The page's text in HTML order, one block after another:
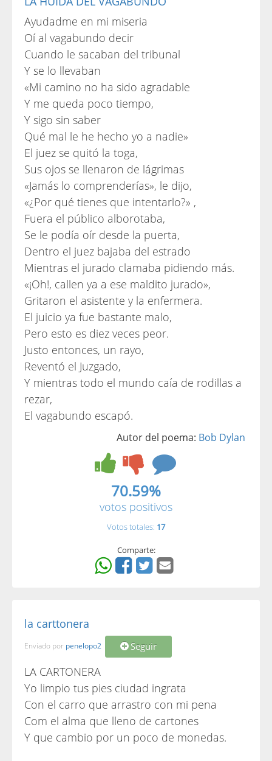
Ayudadme en mi miseria
Oí al vagabundo decir
Cuando le sacaban del tribunal
Y se lo llevaban
«Mi camino no ha sido agradable
Y me queda poco tiempo,
Y sigo sin saber
Qué mal le he hecho yo a nadie»
El juez se quitó la toga,
Sus ojos se llenaron de lágrimas
«Jamás lo comprenderías», le dijo,
«¿Por qué tienes que intentarlo?» ,
Fuera el público alborotaba,
Se le podía oír desde la puerta,
Dentro el juez bajaba del estrado
Mientras el jurado clamaba pidiendo más.
«¡Oh!, callen ya a ese maldito jurado»,
Gritaron el asistente y la enfermera.
El juicio ya fue bastante malo,
Pero esto es diez veces peor.
Justo entonces, un rayo,
Reventó el Juzgado,
Y mientras todo el mundo caía de rodillas a
rezar,
El vagabundo escapó.
Autor del poema: Bob Dylan
70.59%
votos positivos
Votos totales: 17
Comparte:
la carttonera
Enviado por penelopo2 Seguir
LA CARTONERA
Yo limpio tus pies ciudad ingrata
Con el carro que arrastro con mi pena
Com el alma que lleno de cartones
Y que cambio por un poco de monedas.